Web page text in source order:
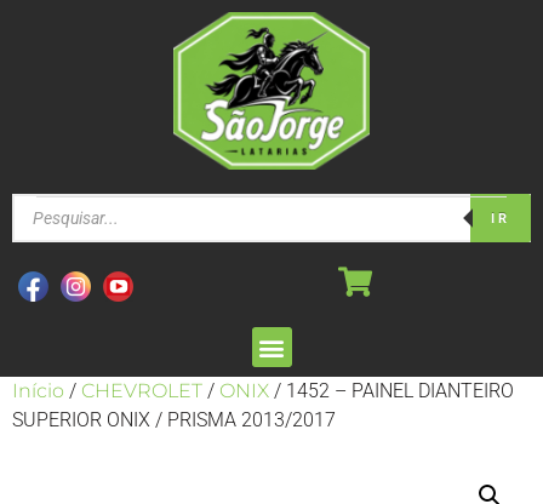
IR
Início / CHEVROLET / ONIX / 1452 – PAINEL DIANTEIRO
SUPERIOR ONIX / PRISMA 2013/2017